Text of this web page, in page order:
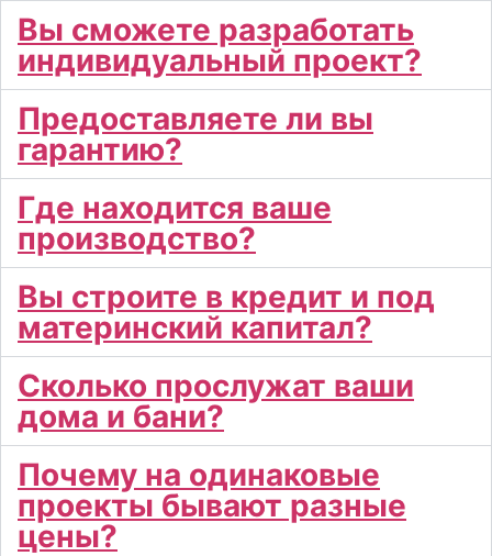
Вы сможете разработать
индивидуальный проект?
Предоставляете ли вы
гарантию?
Где находится ваше
производство?
Вы строите в кредит и под
материнский капитал?
Сколько прослужат ваши
дома и бани?
Почему на одинаковые
проекты бывают разные
цены?